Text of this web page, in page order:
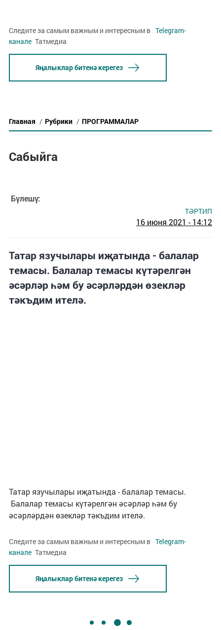
Следите за самым важным и интересным в Telegram-
канале Татмедиа
Яңалыклар битенә керегез
Главная / Рубрики / ПРОГРАММАЛАР
Сабыйга
Бүлешү:
ТӘРТИП
16 июня 2021 - 14:12
Татар язучылары иҗатында - балалар
темасы. Балалар темасы күтәрелгән
әсәрләр һәм бу әсәрләрдән өзекләр
тәкъдим ителә.
Татар язучылары иҗатында - балалар темасы.
Балалар темасы күтәрелгән әсәрләр һәм бу
әсәрләрдән өзекләр тәкъдим ителә.
Следите за самым важным и интересным в Telegram-
канале Татмедиа
Яңалыклар битенә керегез